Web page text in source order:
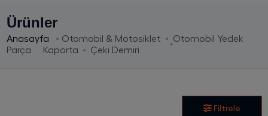
Ürünler
Anasayfa Otomobil & Motosiklet
Otomobil Yedek
Parça
Kaporta Çeki Demiri
Filtrele